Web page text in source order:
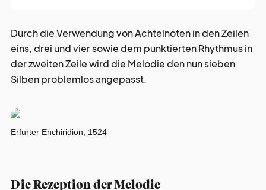
Erfurter Enchiridion, 1524
Durch die Verwendung von Achtelnoten in den Zeilen
eins, drei und vier sowie dem punktierten Rhythmus in
der zweiten Zeile wird die Melodie den nun sieben
Silben problemlos angepasst.
Die Rezeption der Melodie